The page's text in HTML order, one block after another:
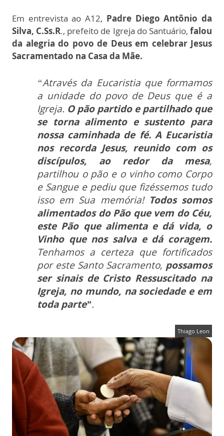
Em entrevista ao A12, Padre Diego Antônio da
Silva, C.Ss.R., prefeito de Igreja do Santuário, falou
da alegria do povo de Deus em celebrar Jesus
Sacramentado na Casa da Mãe.
“Através da Eucaristia que formamos
a unidade do povo de Deus que é a
Igreja. O pão partido e partilhado que
se torna alimento e sustento para
nossa caminhada de fé. A Eucaristia
nos recorda Jesus, reunido com os
discípulos, ao redor da mesa,
partilhou o pão e o vinho como Corpo
e Sangue e pediu que fizéssemos tudo
isso em Sua memória! Todos somos
alimentados do Pão que vem do Céu,
este Pão que alimenta e dá vida, o
Vinho que nos salva e dá coragem.
Tenhamos a certeza que fortificados
por este Santo Sacramento, possamos
ser sinais de Cristo Ressuscitado na
Igreja, no mundo, na sociedade e em
toda parte”.
Thiago Leon